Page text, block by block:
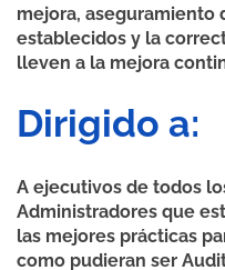
mejora, aseguramiento
establecidos y la
lleven a la mejora
Dirigido a:
A ejecutivos de todos
Administradores que
las mejores prácticas
como pudieran ser